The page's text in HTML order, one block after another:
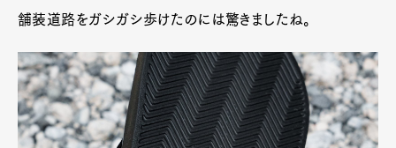
舗装道路をガシガシ歩けたのには驚きましたね。